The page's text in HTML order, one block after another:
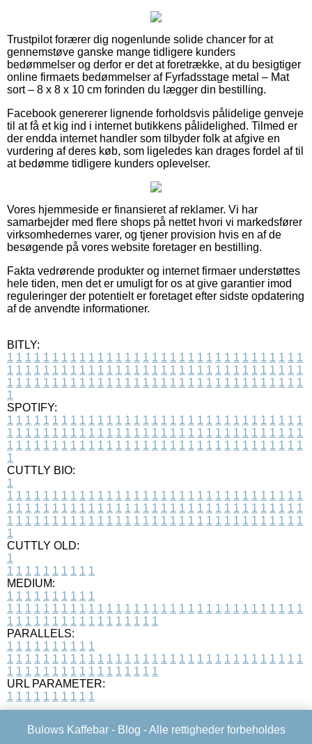
Trustpilot forærer dig nogenlunde solide chancer for at
gennemstøve ganske mange tidligere kunders
bedømmelser og derfor er det at foretrække, at du besigtiger
online firmaets bedømmelser af Fyrfadsstage metal – Mat
sort – 8 x 8 x 10 cm forinden du lægger din bestilling.
Facebook genererer lignende forholdsvis pålidelige genveje
til at få et kig ind i internet butikkens pålidelighed. Tilmed er
der endda internet handler som tilbyder folk at afgive en
vurdering af deres køb, som ligeledes kan drages fordel af til
at bedømme tidligere kunders oplevelser.
Vores hjemmeside er finansieret af reklamer. Vi har
samarbejder med flere shops på nettet hvori vi markedsfører
virksomhedernes varer, og tjener provision hvis en af de
besøgende på vores website foretager en bestilling.
Fakta vedrørende produkter og internet firmaer understøttes
hele tiden, men det er umuligt for os at give garantier imod
reguleringer der potentielt er foretaget efter sidste opdatering
af de anvendte informationer.
BITLY:
1 1 1 1 1 1 1 1 1 1 1 1 1 1 1 1 1 1 1 1 1 1 1 1 1 1 1 1 1 1 1 1 1
1 1 1 1 1 1 1 1 1 1 1 1 1 1 1 1 1 1 1 1 1 1 1 1 1 1 1 1 1 1 1 1 1
1 1 1 1 1 1 1 1 1 1 1 1 1 1 1 1 1 1 1 1 1 1 1 1 1 1 1 1 1 1 1 1 1
1
SPOTIFY:
1 1 1 1 1 1 1 1 1 1 1 1 1 1 1 1 1 1 1 1 1 1 1 1 1 1 1 1 1 1 1 1 1
1 1 1 1 1 1 1 1 1 1 1 1 1 1 1 1 1 1 1 1 1 1 1 1 1 1 1 1 1 1 1 1 1
1 1 1 1 1 1 1 1 1 1 1 1 1 1 1 1 1 1 1 1 1 1 1 1 1 1 1 1 1 1 1 1 1
1
CUTTLY BIO:
1
1 1 1 1 1 1 1 1 1 1 1 1 1 1 1 1 1 1 1 1 1 1 1 1 1 1 1 1 1 1 1 1 1
1 1 1 1 1 1 1 1 1 1 1 1 1 1 1 1 1 1 1 1 1 1 1 1 1 1 1 1 1 1 1 1 1
1 1 1 1 1 1 1 1 1 1 1 1 1 1 1 1 1 1 1 1 1 1 1 1 1 1 1 1 1 1 1 1 1
1
CUTTLY OLD:
1
1 1 1 1 1 1 1 1 1 1
MEDIUM:
1 1 1 1 1 1 1 1 1 1
1 1 1 1 1 1 1 1 1 1 1 1 1 1 1 1 1 1 1 1 1 1 1 1 1 1 1 1 1 1 1 1 1
1 1 1 1 1 1 1 1 1 1 1 1 1 1 1 1 1
PARALLELS:
1 1 1 1 1 1 1 1 1 1
1 1 1 1 1 1 1 1 1 1 1 1 1 1 1 1 1 1 1 1 1 1 1 1 1 1 1 1 1 1 1 1 1
1 1 1 1 1 1 1 1 1 1 1 1 1 1 1 1 1
URL PARAMETER:
1 1 1 1 1 1 1 1 1 1
Bulows Kaffebar - Blog - Alle rettigheder forbeholdes